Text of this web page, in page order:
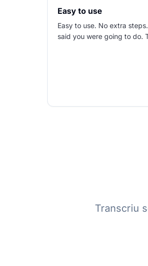
Easy to use
Easy to use. No extra
said you were going to do.
Transcriu